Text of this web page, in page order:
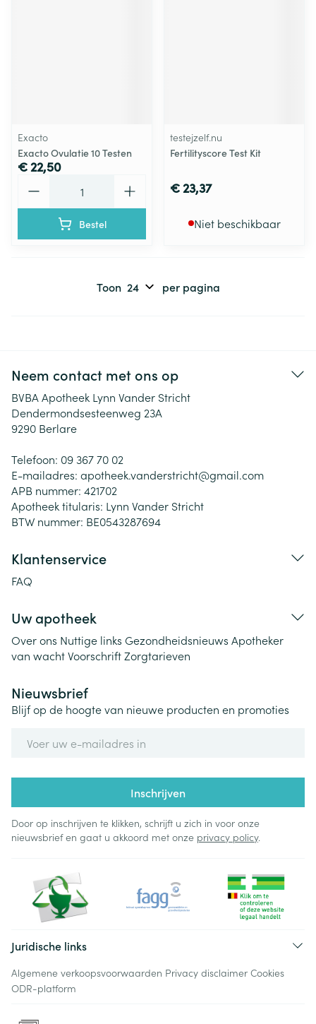
Exacto
Exacto Ovulatie 10 Testen
€ 22,50
Bestel
testejzelf.nu
Fertilityscore Test Kit
€ 23,37
Niet beschikbaar
Toon per pagina
Neem contact met ons op
BVBA Apotheek Lynn Vander Stricht
Dendermondsesteenweg 23A
9290 Berlare
Telefoon: 09 367 70 02
E-mailadres: apotheek.vanderstricht@gmail.com
APB nummer: 421702
Apotheek titularis: Lynn Vander Stricht
BTW nummer: BE0543287694
Klantenservice
FAQ
Uw apotheek
Over ons Nuttige links Gezondheidsnieuws Apotheker
van wachtVoorschriftZorgtarieven
Nieuwsbrief
Blijf op de hoogte van nieuwe producten en promoties
Inschrijven
Door op inschrijven te klikken, schrijft u zich in voor onze
nieuwsbrief en gaat u akkoord met onze privacy policy.
Juridische links
Algemene verkoopsvoorwaarden Privacy disclaimer Cookies
ODR-platform